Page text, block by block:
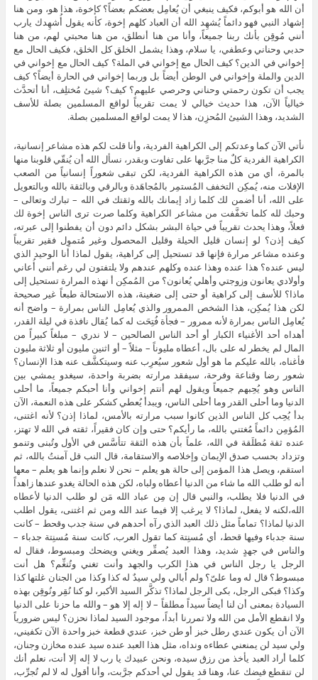
أن الله هو أبوكم، فكيف ينبغي أن يُعامِل بعضكم بعضاً؟ كإخوة، هذا هو، ومن هنا
إشهاد النبي فهو دائماً يُشهِد الله أن العباد كلهم إخوة، كأنه يقول أُشهِدك يارب
أنني مُوقِن بأنك ربنا جميعاً، وأنا من هنا أنطلق، من هنا محبتي لهم، من هنا
حدبي وحناني وعطفي، يا سلام، وهذا يشمل الخلق كل الخلق، فكيف الحال مع
إخواني في الدين؟ كيف الحال مع إخواني في الملة؟ كيف الحال مع إخواني في
الدين والملة وإخواني في الوطن أيضاً بل وربما إخواني في الحارة أيضاً؟ كيف
يجب أن تكون رحمتي وحناني وحرصي عليهم؟ كيف؟ شيئ مُختلِف، أنا أتحدَّث
خيالياً الآن، هذا حديث خيالي لا يمت تقريباً لواقع المسلمين بصلة للأسف
الشديد، وهذا الشيئ المُحزِن، هذا لا يمت لواقع المسلمين بصلة.
نأتي الآن كما وعدتكم إلى الكراهية الفردية، وأنا قلت لكم هذه مشاعر إنسانية،
الكراهية الفردية كلٌ منا جرَّبها على تفاوت وبقدر، نسأل الله أن يُنقّي قلوبنا منها
بالمرة، أي من هذه الكراهية الفردية، لكن تبقى شعوراً إنسانياً من الصعب
الإفلات منه، يُمكِن التخفف المُستمِر بالمُجاهَدة وبالرقي وبالثقة بالله وبالتعويل
على الله، أنا أضمن لك كلما زاد إيمانك بالله وثقتك في الله – تبارك وتعالى –
وحبك لله كلما تخفَّفت من مشاعر الكراهية وكلما صرت ترى الناس إخوة لك
فعلاً، وهذا يحدث تقريباً في حياة البشر بشكل دائم دون أن يفطنوا إلى عبرته،
كيف إذن؟ لو إنسان قليل الحيلة وقليل المحصول وغير مُتموِل فقير تقريباً
وعنده مشاعر مرارة فإنها قد تستحيل إلى كراهية، يقول لماذا أنا الوحيد الذي
ليس عنده؟ هذا عنده وهذا عنده وكلهم عندهم ولا يلتفتون لي رغم أنني أُعاني
وأولادي يعانون وزوجتي وأهلي يُعانون؟ من المُمكِن أ نهذه المرارة تستحيل إلى
ماذا؟ للأسف إلى كراهية أو حتى إلى ضغينة، هذه الاستحالة طبعاً غير صحيحة
لكن هذا يُمكِن، هذا الشخص الممرور والذي يُعامِل الناس بمرارة – واضح أنه
يُعامِل الناس بمرارة لأنه ممرور – فجأة فُتِحَت له كما يُقال نافذة في ليلة القدر،
أهداه أحد الأغنياء الكبار أو أحد الناس الصالحين – لا ندري – مبلغاً كبيراً من
المال لم يخطر له على بال، أعطاه مليوناً – مثلاً – أو اثنين مليون أو ثلاثة مليون
فأغناه، بالله عليكم ما هو أول شعور سيُعرِب عنه وسيتكشَّف عنه هذا الإنسان؟
شعور رضا وقناعة وفرحة، سيفقد مرارته بضربة واحدة، سيغدو يمشي بين
الناس وهو يُحِبهم جميعاً ويقول لهم أنتم إخواني وأنا أحبكم جميعاً، ما أحلى
الدنيا وما أحلى القدر وما أحلى الناس، ويبدأ يُعطي كشكر على هذه النعمة، الآن
بدأ يُحِب كل الناس الذين كانوا سبب مرارته بالأمس، لماذا إذن؟ لأنه اغتنى،
المُؤمِن دائماً مُغتني بالله، ما رأيكم؟ حتى وإن كان فقيراً، ثقته في الله لا تهتز،
عنده ثقة مُطلَقة في الله، علماً بأن هذه الثقة تتأسَّس في الأول وتُبنى وتنمو
وتزداد بحسب صدق الإيمان وإخلاصه والاستقامة، قال النب قل آمنتُ بالله، ثم
استقم، ويصل هذا المؤمن إلى حالة هو يعلم – نحن لا نعلم وإنما هو يعلم – معها
أنه لو طلب الله ما شاء من الدنيا أعطاه ولباه، لكن هذه الحالة يغدو عندها زاهداً
في الدنيا فلا يطلب، والنبي قال إن مِن عباد الله مَن لو طلب الدنيا لأعطاه
الله،لكنه لا يفعل، لماذا؟ لا يرغب إلا فيما عند الله ومن ثم اغتنى، يقول اطلب
الدنيا لماذا؟ تماماً مثل ذلك العبد الذي رآه أحدهم في سنة جدب وقحط – كانت
سنة جدباء وفيها قحط، أي مُسنِتة كما تقول العرب، كانت سنة مُسنِتة جدباء –
والناس في جهدٍ شديد، وهذا العبد يُصفِّر ويغني ويضحك ومبسوط، فقال له
الرجل يا رجل الناس في هذا الكرب والجهد وأنت تغني وتُنغِّم؟ هل أنت
مبسوط؟ قال له وما علىّ؟ ولم أُبالي ولي سيدٌ له كذا وكذا من الجنان غلتها كذا
وكذا؟ فبكى الرجل، بكى الرجل لماذا؟ تذكَّر السيد الأكبر، لو كنا نُقِر ونُوقِن بهذه
السيادة بمعنى أن لنا أيضاً سيداً مطلقاً – لا إله إلا هو – والله ما حزنا على الدنيا
ولا انقطع الأمل من الله ولا تمررنا أبداً، موجود السيد لماذا نحزن؟ ليس ضرورياً
الآن أن يكون عندي رطل خبز أو طن خبز، عندي قطعة خبز واحدة الآن تكفيني،
ولي سيد لن يمنعني عطاءه ونداه، مثل هذا العبد عنده سيد عنده مخازن وجنان،
كلما أراد العبد يأخذ من رزق سيده، ونحن عبيدك يا رب لا إله إلا أنت، نعلم أنك
لن تنقطع فيضك عنا، وهنا قد يقول لي أحدكم جرَّبت، وأنا أقول له لا لم تُجرِّب،